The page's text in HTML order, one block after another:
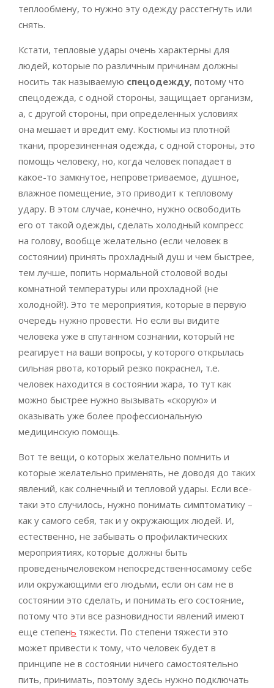
теплообмену, то нужно эту одежду расстегнуть или
снять.
Кстати, тепловые удары очень характерны для
людей, которые по различным причинам должны
носить так называемую спецодежду, потому что
спецодежда, с одной стороны, защищает организм,
а, с другой стороны, при определенных условиях
она мешает и вредит ему. Костюмы из плотной
ткани, прорезиненная одежда, с одной стороны, это
помощь человеку, но, когда человек попадает в
какое-то замкнутое, непроветриваемое, душное,
влажное помещение, это приводит к тепловому
удару. В этом случае, конечно, нужно освободить
его от такой одежды, сделать холодный компресс
на голову, вообще желательно (если человек в
состоянии) принять прохладный душ и чем быстрее,
тем лучше, попить нормальной столовой воды
комнатной температуры или прохладной (не
холодной!). Это те мероприятия, которые в первую
очередь нужно провести. Но если вы видите
человека уже в спутанном сознании, который не
реагирует на ваши вопросы, у которого открылась
сильная рвота, который резко покраснел, т.е.
человек находится в состоянии жара, то тут как
можно быстрее нужно вызывать «скорую» и
оказывать уже более профессиональную
медицинскую помощь.
Вот те вещи, о которых желательно помнить и
которые желательно применять, не доводя до таких
явлений, как солнечный и тепловой удары. Если все-
таки это случилось, нужно понимать симптоматику –
как у самого себя, так и у окружающих людей. И,
естественно, не забывать о профилактических
мероприятиях, которые должны быть
проведенычеловеком непосредственносамому себе
или окружающими его людьми, если он сам не в
состоянии это сделать, и понимать его состояние,
потому что эти все разновидности явлений имеют
еще степень тяжести. По степени тяжести это
может привести к тому, что человек будет в
принципе не в состоянии ничего самостоятельно
пить, принимать, поэтому здесь нужно подключать